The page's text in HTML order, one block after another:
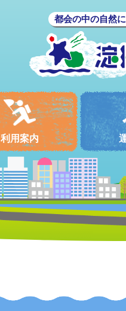
都会の中の自然
利用案内